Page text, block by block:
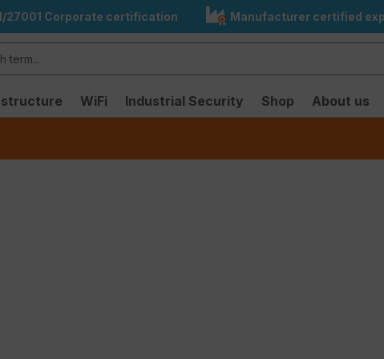
27001 Corporate certification Manufacturer certified
WiFi Industrial Security Shop About us